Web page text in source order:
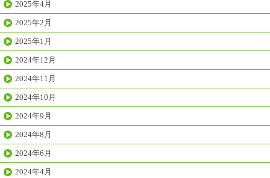
2025年4月
2025年2月
2025年1月
2024年12月
2024年11月
2024年10月
2024年9月
2024年8月
2024年6月
2024年4月